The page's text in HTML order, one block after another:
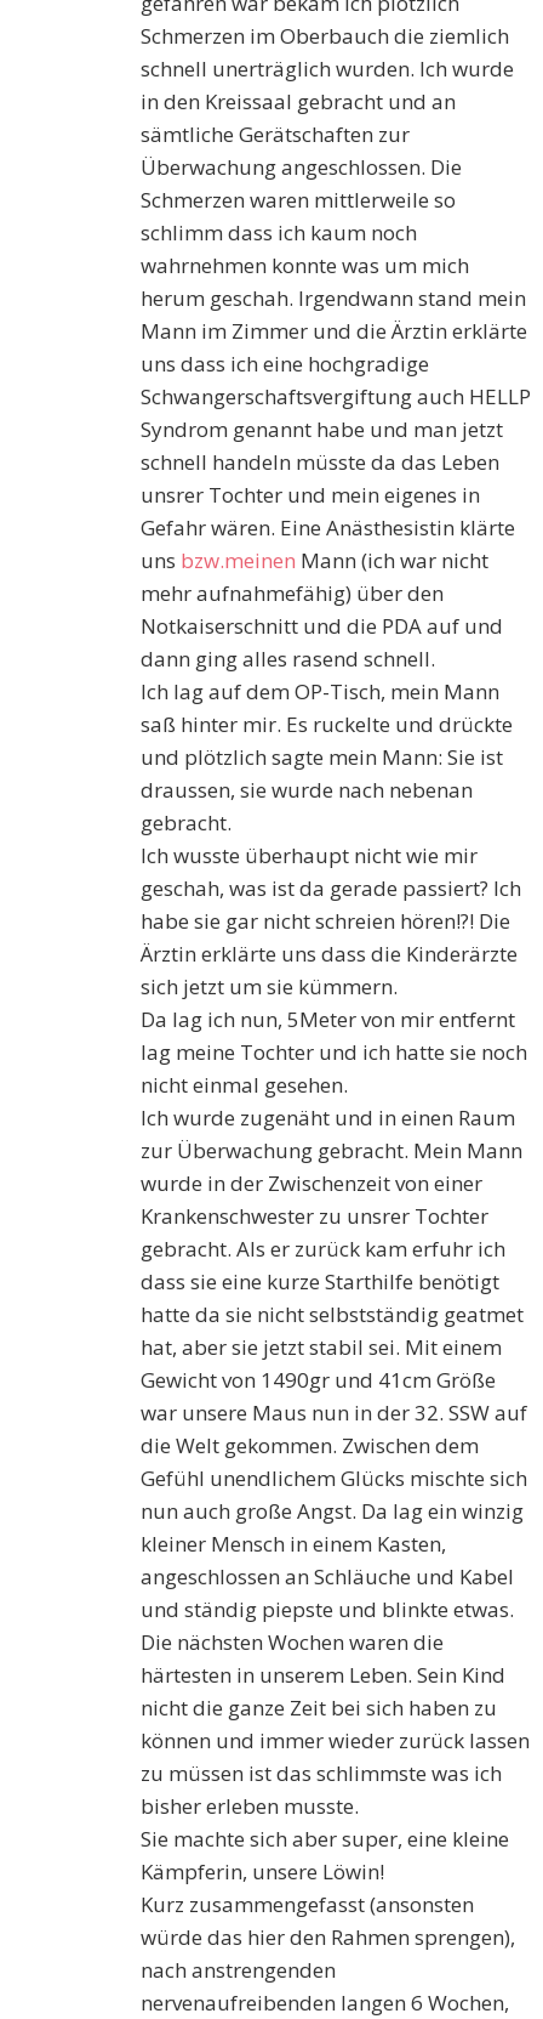
Schmerzen im Oberbauch die ziemlich
schnell unerträglich wurden. Ich wurde
in den Kreissaal gebracht und an
sämtliche Gerätschaften zur
Überwachung angeschlossen. Die
Schmerzen waren mittlerweile so
schlimm dass ich kaum noch
wahrnehmen konnte was um mich
herum geschah. Irgendwann stand mein
Mann im Zimmer und die Ärztin erklärte
uns dass ich eine hochgradige
Schwangerschaftsvergiftung auch HELLP
Syndrom genannt habe und man jetzt
schnell handeln müsste da das Leben
unsrer Tochter und mein eigenes in
Gefahr wären. Eine Anästhesistin klärte
uns bzw.meinen Mann (ich war nicht
mehr aufnahmefähig) über den
Notkaiserschnitt und die PDA auf und
dann ging alles rasend schnell.
Ich lag auf dem OP-Tisch, mein Mann
saß hinter mir. Es ruckelte und drückte
und plötzlich sagte mein Mann: Sie ist
draussen, sie wurde nach nebenan
gebracht.
Ich wusste überhaupt nicht wie mir
geschah, was ist da gerade passiert? Ich
habe sie gar nicht schreien hören!?! Die
Ärztin erklärte uns dass die Kinderärzte
sich jetzt um sie kümmern.
Da lag ich nun, 5Meter von mir entfernt
lag meine Tochter und ich hatte sie noch
nicht einmal gesehen.
Ich wurde zugenäht und in einen Raum
zur Überwachung gebracht. Mein Mann
wurde in der Zwischenzeit von einer
Krankenschwester zu unsrer Tochter
gebracht. Als er zurück kam erfuhr ich
dass sie eine kurze Starthilfe benötigt
hatte da sie nicht selbstständig geatmet
hat, aber sie jetzt stabil sei. Mit einem
Gewicht von 1490gr und 41cm Größe
war unsere Maus nun in der 32. SSW auf
die Welt gekommen. Zwischen dem
Gefühl unendlichem Glücks mischte sich
nun auch große Angst. Da lag ein winzig
kleiner Mensch in einem Kasten,
angeschlossen an Schläuche und Kabel
und ständig piepste und blinkte etwas.
Die nächsten Wochen waren die
härtesten in unserem Leben. Sein Kind
nicht die ganze Zeit bei sich haben zu
können und immer wieder zurück lassen
zu müssen ist das schlimmste was ich
bisher erleben musste.
Sie machte sich aber super, eine kleine
Kämpferin, unsere Löwin!
Kurz zusammengefasst (ansonsten
würde das hier den Rahmen sprengen),
nach anstrengenden
nervenaufreibenden langen 6 Wochen,